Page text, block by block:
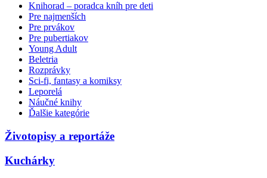
Knihorad – poradca kníh pre deti
Pre najmenších
Pre prvákov
Pre pubertiakov
Young Adult
Beletria
Rozprávky
Sci-fi, fantasy a komiksy
Leporelá
Náučné knihy
Ďalšie kategórie
Životopisy a reportáže
Kuchárky